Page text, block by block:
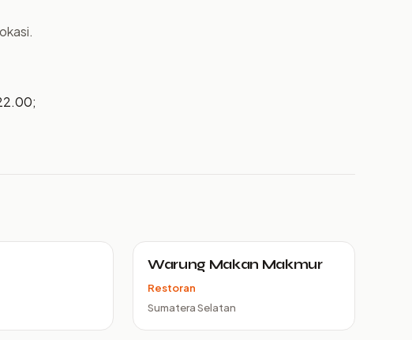
Warung Makan Makmur
Restoran
Sumatera Selatan